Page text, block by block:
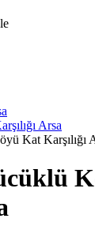
Arsa
Kat Karşılığı